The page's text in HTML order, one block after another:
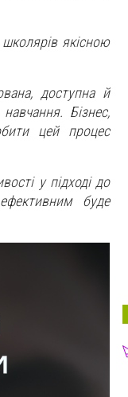
школярів якісною
доступна й
Бізнес,
цей процес
у підході до
буде